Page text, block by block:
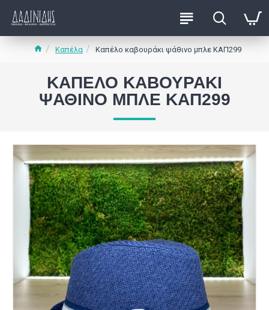
Καπέλα Καπέλο καβουράκι ψάθινο μπλε ΚΑΠ299
ΚΑΠΈΛΟ ΚΑΒΟΥΡΆΚΙ
ΨΆΘΙΝΟ ΜΠΛΕ ΚΑΠ299